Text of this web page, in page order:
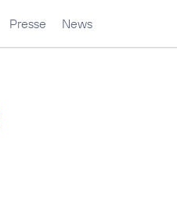
Presse News